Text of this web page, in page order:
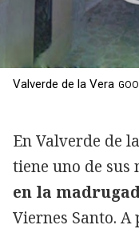
Valverde de la Vera
En Valverde de
tiene uno de sus
en la
Viernes Santo.